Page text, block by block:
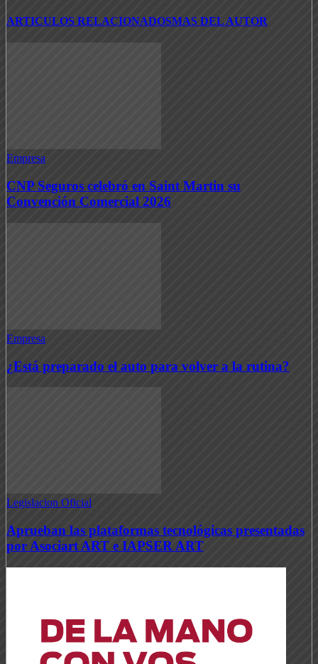
ARTICULOS RELACIONADOSMAS DEL AUTOR
Empresa
CNP Seguros celebró en Saint Martin su
Convención Comercial 2026
Empresa
¿Está preparado el auto para volver a la rutina?
Legislacion Oficial
Aprueban las plataformas tecnológicas presentadas
por Asociart ART e IAPSER ART